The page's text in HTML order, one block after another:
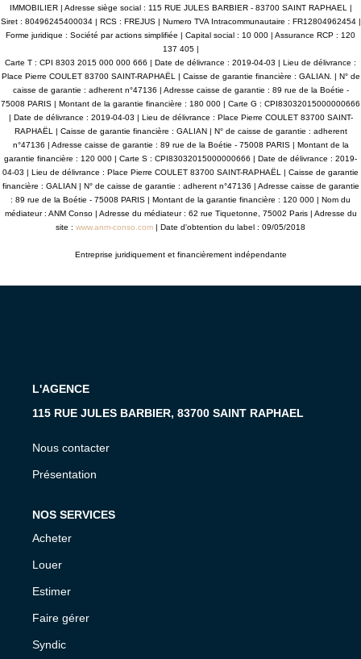
IMMOBILIER | Adresse siège social : 115 RUE JULES BARBIER - 83700 SAINT RAPHAEL |
Siret : 80496245400034 | RCS : FREJUS | Numero TVA Intracommunautaire : FR12804962454 |
Forme juridique : Société par actions simplifiée | Capital social : 10 000 | Assurance RCP : 120
137 405 |
Carte T : CPI 8303 2015 000 000 666 | Date de délivrance : 2019-04-03 | Lieu de délivrance :
Place Pierre COULET 83700 SAINT-RAPHAËL | Caisse de garantie financière : GALIAN. | N° de
caisse de garantie : adherent n°47136 | Adresse caisse de garantie : 89 rue de la Boétie -
75008 PARIS | Montant de la garantie financière : 180 000 | Carte G : CPI83032015000000666
| Date de délivrance : 2019-04-03 | Lieu de délivrance : Place Pierre COULET 83700 SAINT-
RAPHAËL | Caisse de garantie financière : GALIAN | N° de caisse de garantie : adherent
n°47136 | Adresse caisse de garantie : 89 rue de la Boétie - 75008 PARIS | Montant de la
garantie financière : 120 000 | Carte S : CPI83032015000000666 | Date de délivrance : 2019-
04-03 | Lieu de délivrance : Place Pierre COULET 83700 SAINT-RAPHAËL | Caisse de garantie
financière : GALIAN | N° de caisse de garantie : adherent n°47136 | Adresse caisse de garantie
: 89 rue de la Boétie - 75008 PARIS | Montant de la garantie financière : 120 000 | Nom du
médiateur : ANM Conso | Adresse du médiateur : 62 rue Tiquetonne, 75002 Paris | Adresse du
site : www.anm-conso.com | Date d'obtention du label : 09/05/2018
Entreprise juridiquement et financièrement indépendante
L'AGENCE
115 RUE JULES BARBIER, 83700 SAINT RAPHAEL
Nous contacter
Présentation
NOS SERVICES
Acheter
Louer
Estimer
Faire gérer
Syndic